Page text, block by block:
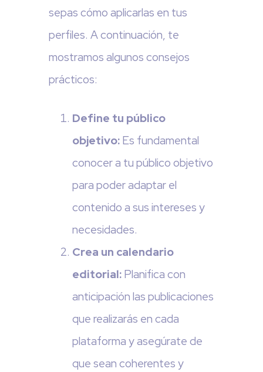
sepas cómo aplicarlas en tus
perfiles. A continuación, te
mostramos algunos consejos
prácticos:
Define tu público
objetivo:Es fundamental
conocer a tu público objetivo
para poder adaptar el
contenido a sus intereses y
necesidades.
Crea un calendario
editorial:Planifica con
anticipación las publicaciones
que realizarás en cada
plataforma y asegúrate de
que sean coherentes y